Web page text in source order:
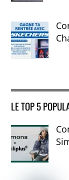
LE TOP 5